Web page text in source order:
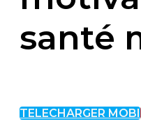
santé
TELECHARGER MOBI